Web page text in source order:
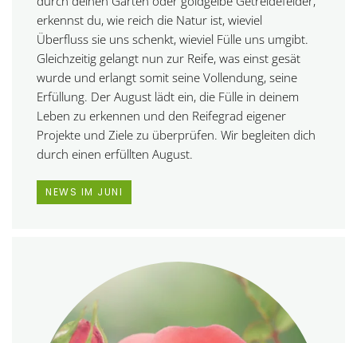
erkennst du, wie reich die Natur ist, wieviel
Überfluss sie uns schenkt, wieviel Fülle uns umgibt.
Gleichzeitig gelangt nun zur Reife, was einst gesät
wurde und erlangt somit seine Vollendung, seine
Erfüllung. Der August lädt ein, die Fülle in deinem
Leben zu erkennen und den Reifegrad eigener
Projekte und Ziele zu überprüfen. Wir begleiten dich
durch einen erfüllten August.
NEWS IM JUNI